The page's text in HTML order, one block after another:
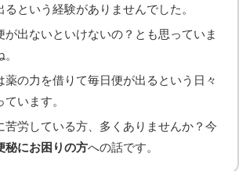
るという経験がありませんでした。
が出ないといけないの？とも思っていま
薬の力を借りて毎日便が出るという日々
ています。
苦労している方、多くありませんか？今
秘にお困りの方への話です。